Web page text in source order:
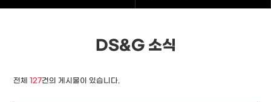
DS&G 소식
전체127건의 게시물이 있습니다.